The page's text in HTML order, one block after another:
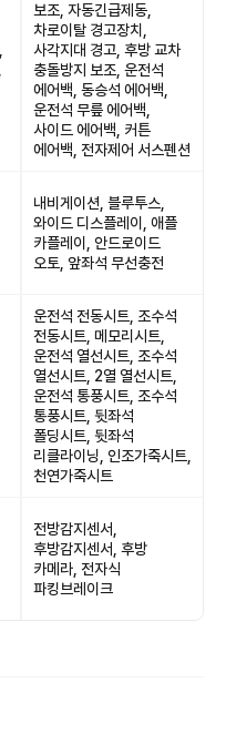
보조, 자동긴급제동,
차로이탈 경고장치,
사각지대 경고, 후방 교차
충돌방지 보조, 운전석
에어백, 동승석 에어백,
운전석 무릎 에어백,
사이드 에어백, 커튼
에어백, 전자제어 서스펜션
내비게이션, 블루투스,
와이드 디스플레이, 애플
카플레이, 안드로이드
오토, 앞좌석 무선충전
운전석 전동시트, 조수석
전동시트, 메모리시트,
운전석 열선시트, 조수석
열선시트, 2열 열선시트,
운전석 통풍시트, 조수석
통풍시트, 뒷좌석
폴딩시트, 뒷좌석
리클라이닝, 인조가죽시트,
천연가죽시트
전방감지센서,
후방감지센서, 후방
카메라, 전자식
파킹브레이크